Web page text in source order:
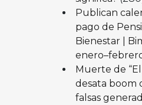
Publican
pago de
Bienestar |
Muerte de
desata boom
falsas